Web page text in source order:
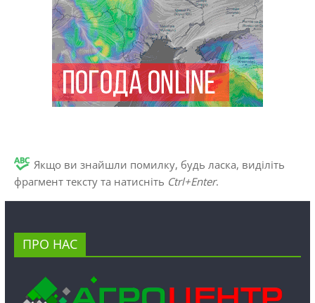
Якщо ви знайшли помилку, будь ласка, виділіть
фрагмент тексту та натисніть Ctrl+Enter.
ПРО НАС